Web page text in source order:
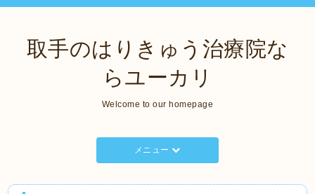
取手のはりきゅう治療院な
らユーカリ
Welcome to our homepage
メニュー